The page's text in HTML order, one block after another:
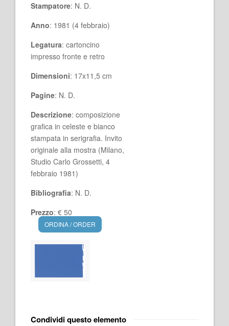
Stampatore: N. D.
Anno: 1981 (4 febbraio)
Legatura: cartoncino
impresso fronte e retro
Dimensioni: 17x11,5 cm
Pagine: N. D.
Descrizione: composizione
grafica in celeste e bianco
stampata in serigrafia. Invito
originale alla mostra (Milano,
Studio Carlo Grossetti, 4
febbraio 1981)
Bibliografia: N. D.
Prezzo: € 50
ORDINA / ORDER
Condividi questo elemento